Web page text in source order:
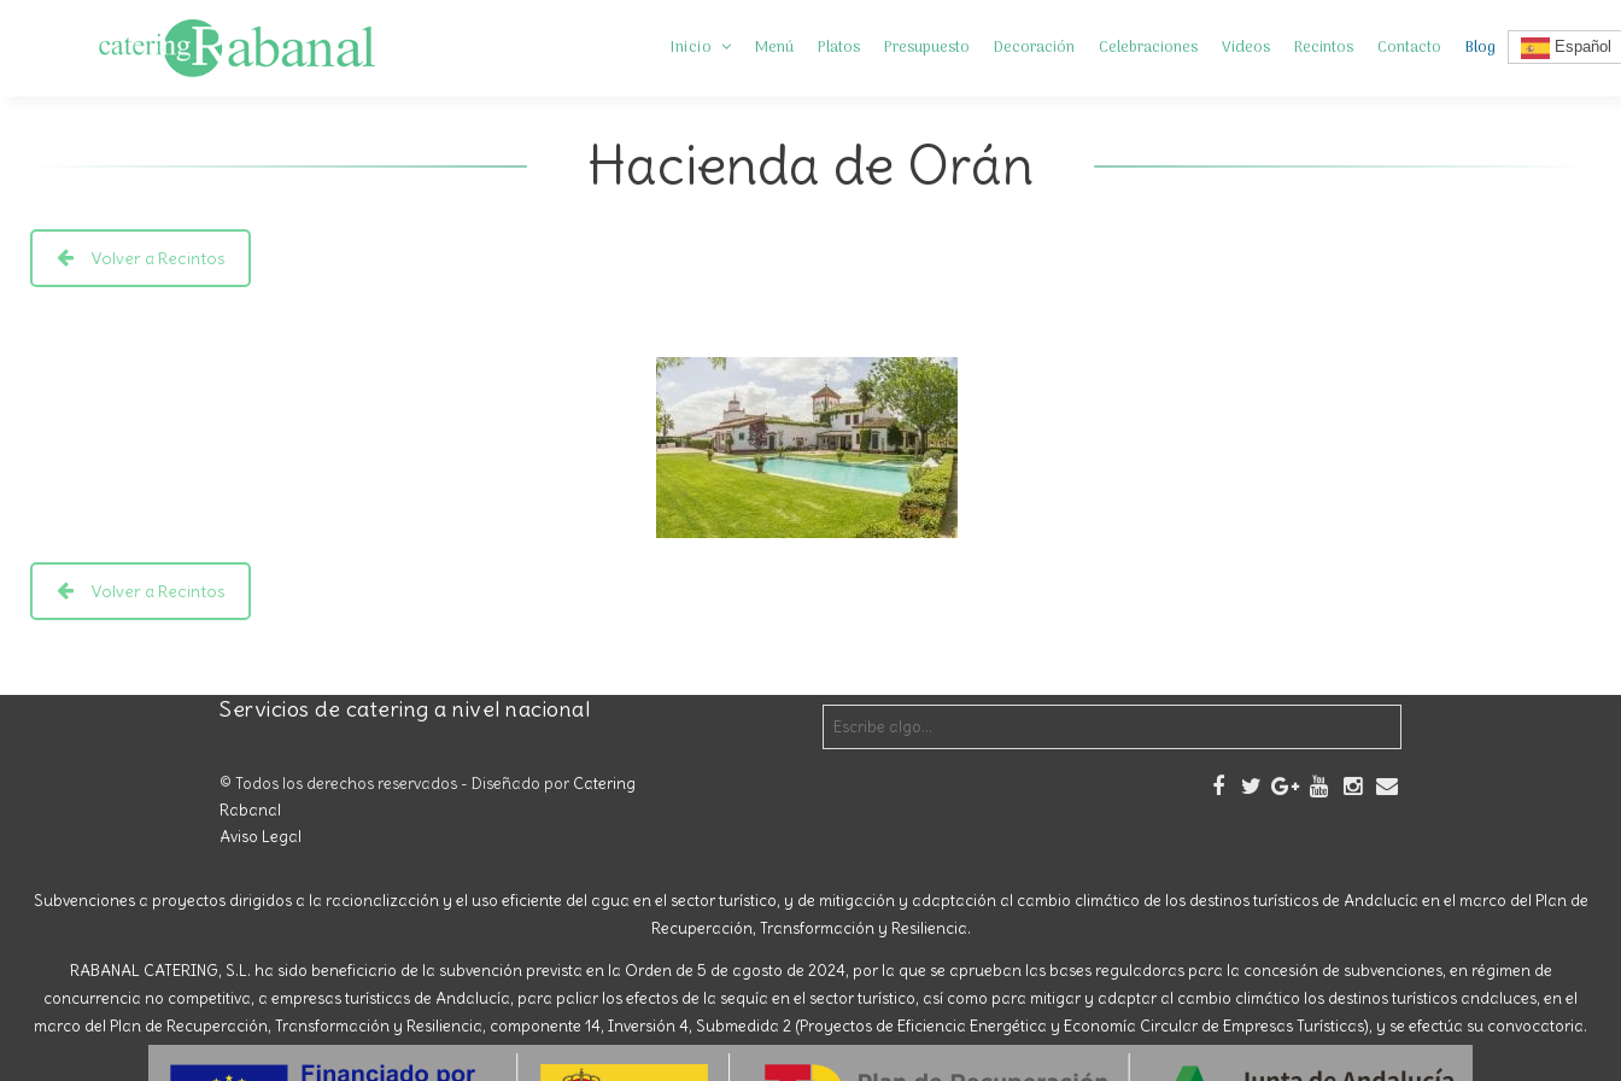
Inicio
Somos Diferentes
Menú Platos Presupuesto Decoración Celebraciones Videos Recintos Contacto Blog Español
Hacienda de Orán
Volver a Recintos
Volver a Recintos
Servicios de catering a nivel nacional
© Todos los derechos reservados - Diseñado por Catering
Rabanal
Aviso Legal
Subvenciones a proyectos dirigidos a la racionalización y el uso eficiente del agua en el sector turístico, y de mitigación y adaptación al cambio climático de los destinos turísticos de Andalucía en el marco del Plan de
Recuperación, Transformación y Resiliencia.
RABANAL CATERING, S.L. ha sido beneficiario de la subvención prevista en la Orden de 5 de agosto de 2024, por la que se aprueban las bases reguladoras para la concesión de subvenciones, en régimen de
concurrencia no competitiva, a empresas turísticas de Andalucía, para paliar los efectos de la sequía en el sector turístico, así como para mitigar y adaptar al cambio climático los destinos turísticos andaluces, en el
marco del Plan de Recuperación, Transformación y Resiliencia, componente 14, Inversión 4, Submedida 2 (Proyectos de Eficiencia Energética y Economía Circular de Empresas Turísticas), y se efectúa su convocatoria.